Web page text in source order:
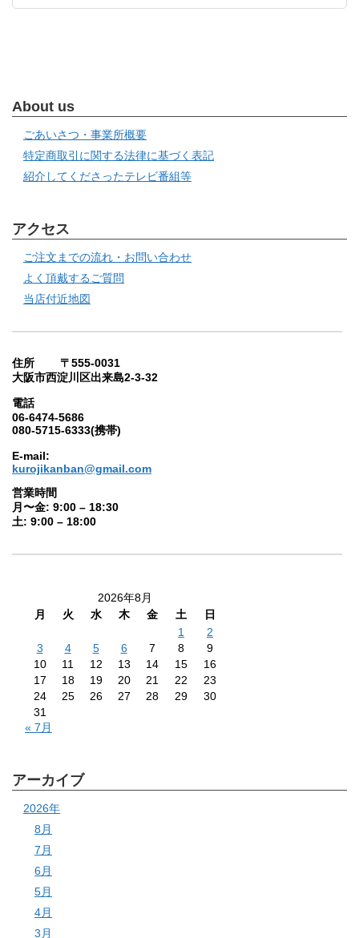
About us
ごあいさつ・事業所概要
特定商取引に関する法律に基づく表記
紹介してくださったテレビ番組等
アクセス
ご注文までの流れ・お問い合わせ
よく頂戴するご質問
当店付近地図
住所 〒555-0031
大阪市西淀川区出来島2-3-32
電話
06-6474-5686
080-5715-6333(携帯)
E-mail:
kurojikanban@gmail.com
営業時間
月〜金: 9:00 – 18:30
土: 9:00 – 18:00
2026年8月
月
火 水 木 金 土
日
1
2
3
4 5 6 7 8
9
10
11 12 13 14 15
16
17
18 19 20 21 22
23
24
25 26 27 28 29
30
31
« 7月
アーカイブ
2026年
8月
7月
6月
5月
4月
3月